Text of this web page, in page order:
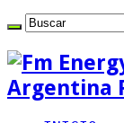
Argentina